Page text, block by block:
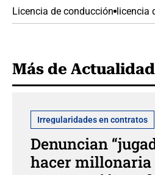
Licencia de conducción licencia
Más de Actualidad
Irregularidades en contratos
Denuncian
hacer millonaria